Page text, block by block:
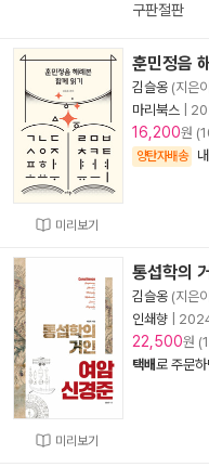
구판절판
미리보기
훈민정음
김슬옹 (지은
마리북스
16,200원
양탄자배송
미리보기
통섭학의
김슬옹 (지은
인쇄향
22,500원
택배로 주문하